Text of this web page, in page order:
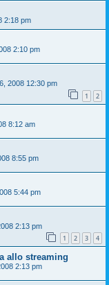
2:18 pm
2:10 pm
2008 12:30 pm
1 2
8:12 am
8:55 pm
5:44 pm
2:13 pm
1 2 3 4
allo streaming
2:13 pm